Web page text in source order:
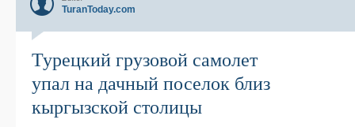
TuranToday.com
Турецкий грузовой самолет
упал на дачный поселок близ
кыргызской столицы